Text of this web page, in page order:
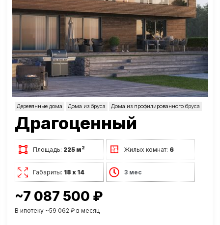
Деревянные дома Дома из бруса Дома из профилированного бруса
Драгоценный
Площадь: 225 м2 Жилых комнат: 6
Габариты: 18 х 14 3 мес
~7 087 500 ₽
В ипотеку ~59 062 ₽ в месяц